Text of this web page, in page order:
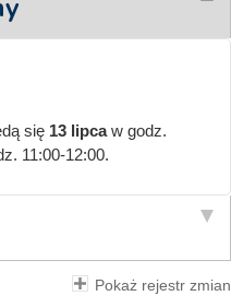
się 13 lipcaw godz.
11:00-12:00.
Pokaż rejestr zmian